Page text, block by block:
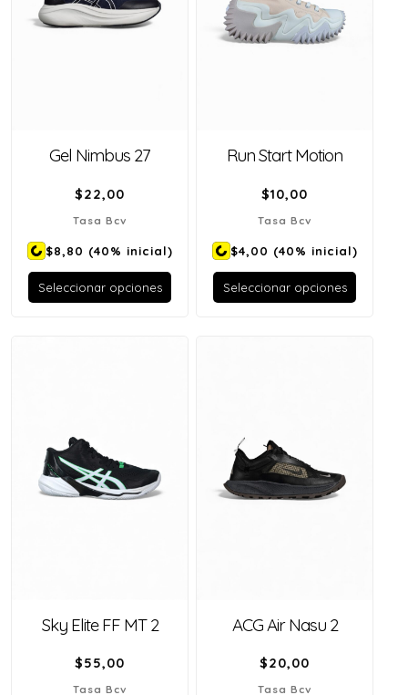
Gel Nimbus 27
$22,00
Tasa Bcv
$8,80 (40% inicial)
Seleccionar opciones
Run Start Motion
$10,00
Tasa Bcv
$4,00 (40% inicial)
Seleccionar opciones
Sky Elite FF MT 2
$55,00
Tasa Bcv
ACG Air Nasu 2
$20,00
Tasa Bcv